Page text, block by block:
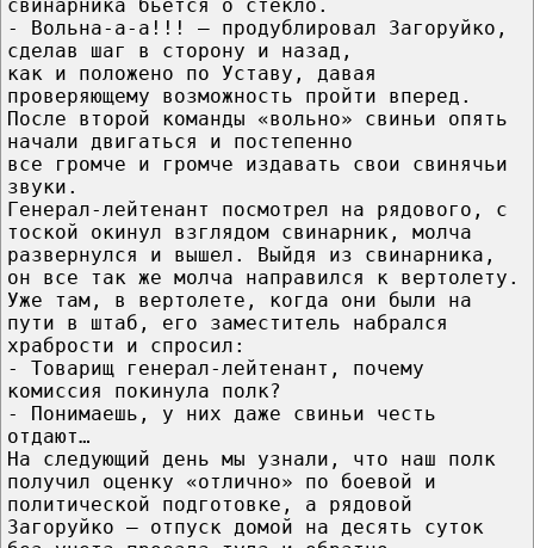
свинарника бьется о стекло.
- Вольна-а-а!!! – продублировал Загоруйко,
сделав шаг в сторону и назад,
как и положено по Уставу, давая
проверяющему возможность пройти вперед.
После второй команды «вольно» свиньи опять
начали двигаться и постепенно
все громче и громче издавать свои свинячьи
звуки.
Генерал-лейтенант посмотрел на рядового, с
тоской окинул взглядом свинарник, молча
развернулся и вышел. Выйдя из свинарника,
он все так же молча направился к вертолету.
Уже там, в вертолете, когда они были на
пути в штаб, его заместитель набрался
храбрости и спросил:
- Товарищ генерал-лейтенант, почему
комиссия покинула полк?
- Понимаешь, у них даже свиньи честь
отдают…
На следующий день мы узнали, что наш полк
получил оценку «отлично» по боевой и
политической подготовке, а рядовой
Загоруйко – отпуск домой на десять суток